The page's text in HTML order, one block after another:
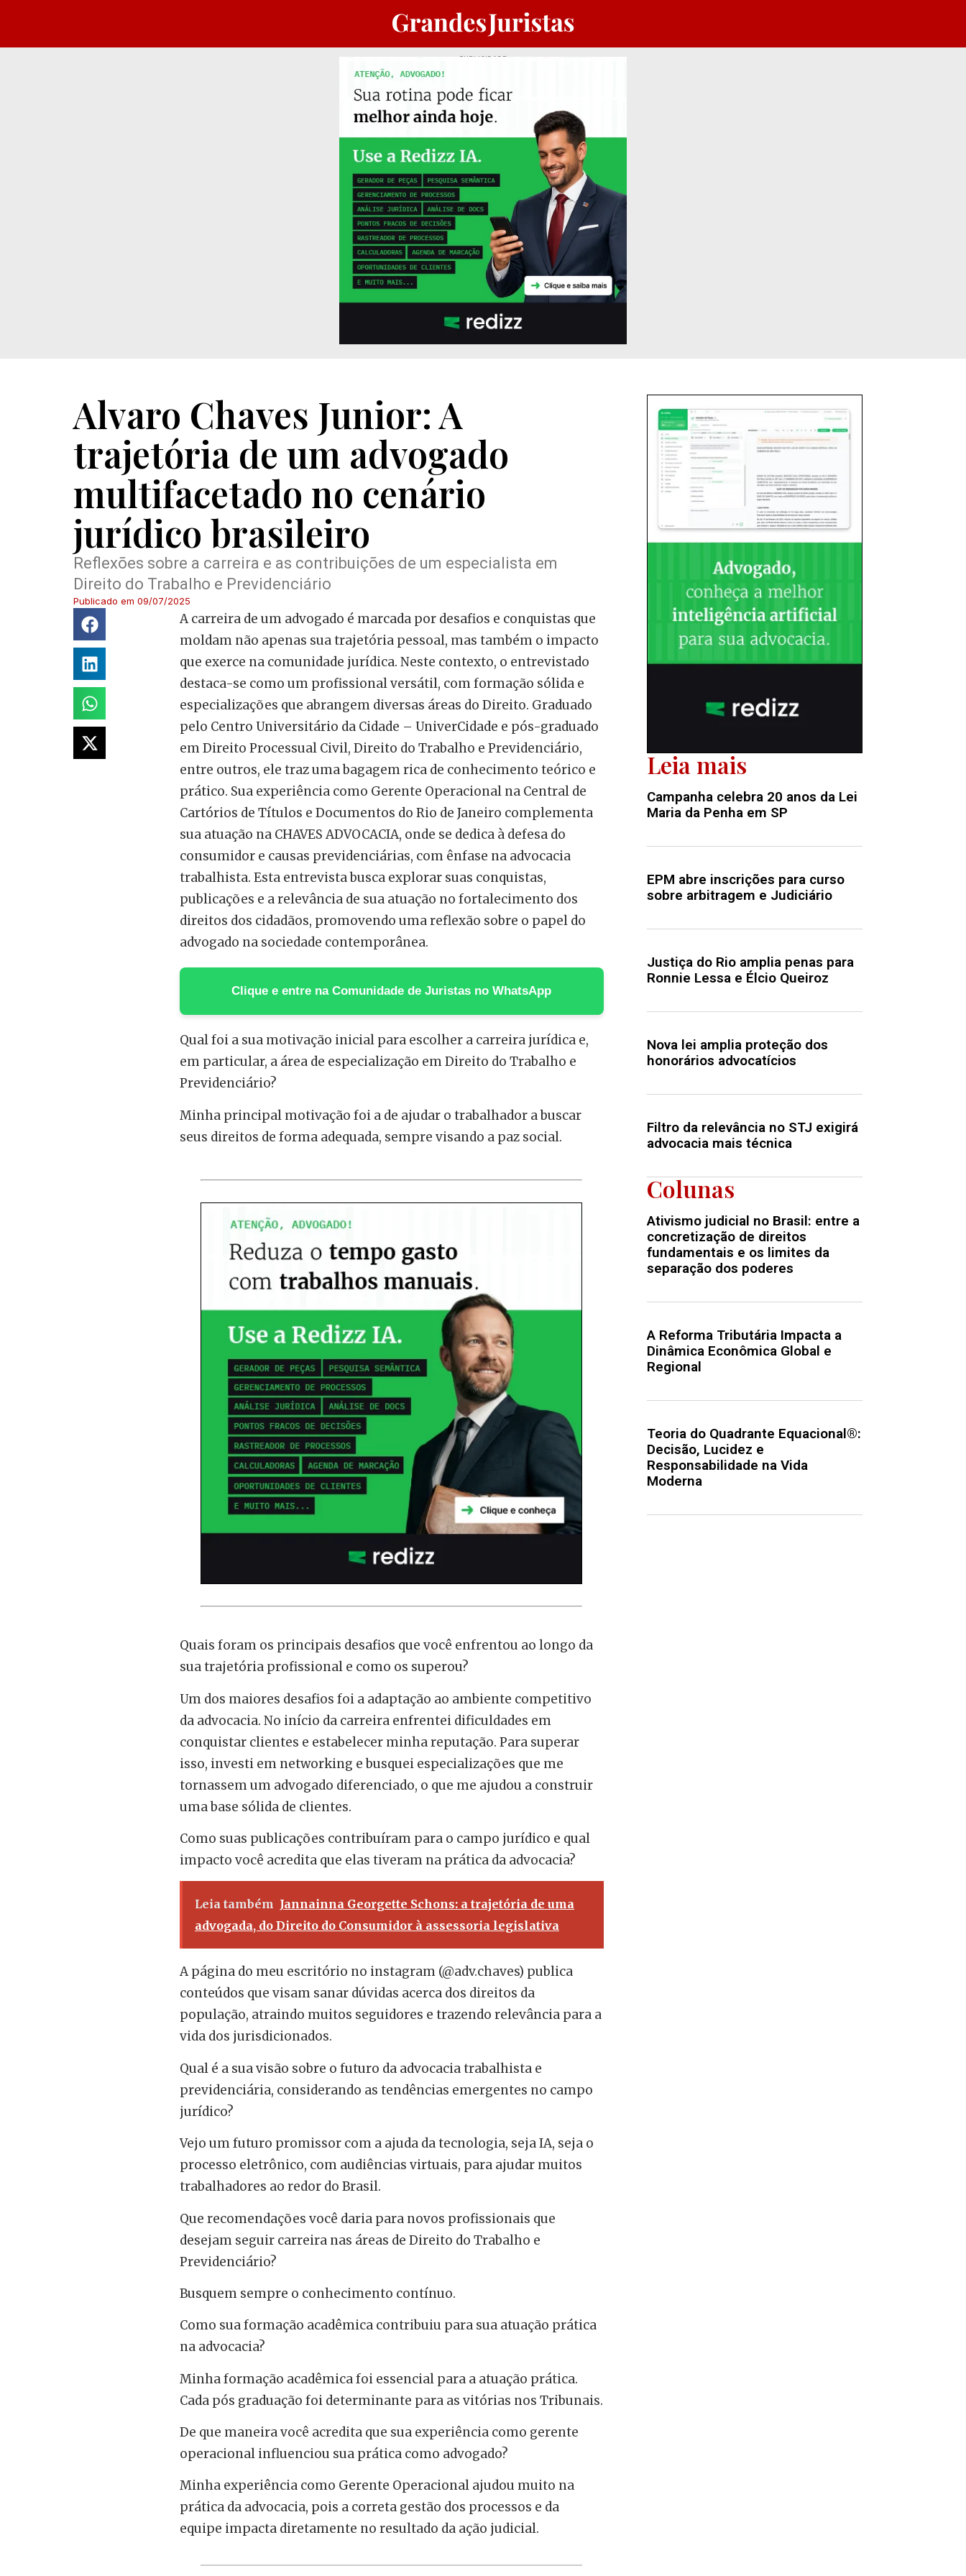
PUBLICIDADE
Alvaro Chaves Junior: A
trajetória de um advogado
multifacetado no cenário
jurídico brasileiro
Reflexões sobre a carreira e as contribuições de um especialista em
Direito do Trabalho e Previdenciário
Publicado em 09/07/2025
A carreira de um advogado é marcada por desafios e conquistas que
moldam não apenas sua trajetória pessoal, mas também o impacto
que exerce na comunidade jurídica. Neste contexto, o entrevistado
destaca-se como um profissional versátil, com formação sólida e
especializações que abrangem diversas áreas do Direito. Graduado
pelo Centro Universitário da Cidade – UniverCidade e pós-graduado
em Direito Processual Civil, Direito do Trabalho e Previdenciário,
entre outros, ele traz uma bagagem rica de conhecimento teórico e
prático. Sua experiência como Gerente Operacional na Central de
Cartórios de Títulos e Documentos do Rio de Janeiro complementa
sua atuação na CHAVES ADVOCACIA, onde se dedica à defesa do
consumidor e causas previdenciárias, com ênfase na advocacia
trabalhista. Esta entrevista busca explorar suas conquistas,
publicações e a relevância de sua atuação no fortalecimento dos
direitos dos cidadãos, promovendo uma reflexão sobre o papel do
advogado na sociedade contemporânea.
Clique e entre na Comunidade de Juristas no WhatsApp
Qual foi a sua motivação inicial para escolher a carreira jurídica e,
em particular, a área de especialização em Direito do Trabalho e
Previdenciário?
Minha principal motivação foi a de ajudar o trabalhador a buscar
seus direitos de forma adequada, sempre visando a paz social.
Quais foram os principais desafios que você enfrentou ao longo da
sua trajetória profissional e como os superou?
Um dos maiores desafios foi a adaptação ao ambiente competitivo
da advocacia. No início da carreira enfrentei dificuldades em
conquistar clientes e estabelecer minha reputação. Para superar
isso, investi em networking e busquei especializações que me
tornassem um advogado diferenciado, o que me ajudou a construir
uma base sólida de clientes.
Como suas publicações contribuíram para o campo jurídico e qual
impacto você acredita que elas tiveram na prática da advocacia?
Leia também Jannainna Georgette Schons: a trajetória de uma
advogada, do Direito do Consumidor à assessoria legislativa
A página do meu escritório no instagram (@adv.chaves) publica
conteúdos que visam sanar dúvidas acerca dos direitos da
população, atraindo muitos seguidores e trazendo relevância para a
vida dos jurisdicionados.
Qual é a sua visão sobre o futuro da advocacia trabalhista e
previdenciária, considerando as tendências emergentes no campo
jurídico?
Vejo um futuro promissor com a ajuda da tecnologia, seja IA, seja o
processo eletrônico, com audiências virtuais, para ajudar muitos
trabalhadores ao redor do Brasil.
Que recomendações você daria para novos profissionais que
desejam seguir carreira nas áreas de Direito do Trabalho e
Previdenciário?
Busquem sempre o conhecimento contínuo.
Como sua formação acadêmica contribuiu para sua atuação prática
na advocacia?
Minha formação acadêmica foi essencial para a atuação prática.
Cada pós graduação foi determinante para as vitórias nos Tribunais.
De que maneira você acredita que sua experiência como gerente
operacional influenciou sua prática como advogado?
Minha experiência como Gerente Operacional ajudou muito na
prática da advocacia, pois a correta gestão dos processos e da
equipe impacta diretamente no resultado da ação judicial.
Leia mais
Campanha celebra 20 anos da Lei
Maria da Penha em SP
EPM abre inscrições para curso
sobre arbitragem e Judiciário
Justiça do Rio amplia penas para
Ronnie Lessa e Élcio Queiroz
Nova lei amplia proteção dos
honorários advocatícios
Filtro da relevância no STJ exigirá
advocacia mais técnica
Colunas
Ativismo judicial no Brasil: entre a
concretização de direitos
fundamentais e os limites da
separação dos poderes
A Reforma Tributária Impacta a
Dinâmica Econômica Global e
Regional
Teoria do Quadrante Equacional®:
Decisão, Lucidez e
Responsabilidade na Vida
Moderna